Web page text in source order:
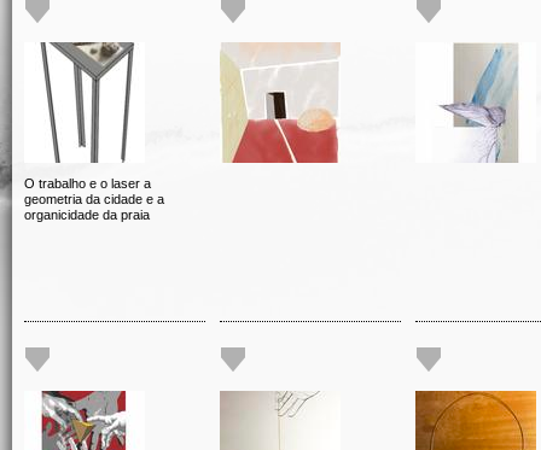
O trabalho e o laser a
geometria da cidade e a
organicidade da praia